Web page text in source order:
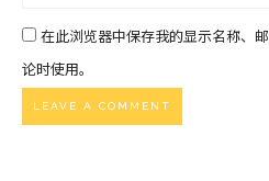
在此浏览器中保存我的显示名称、
论时使用。